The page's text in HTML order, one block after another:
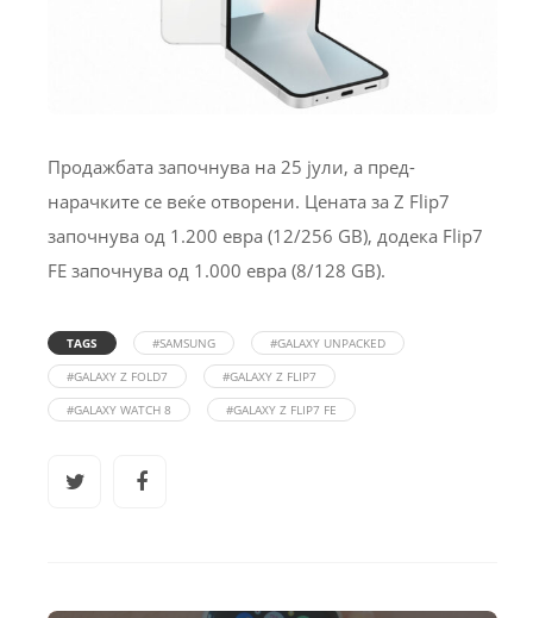
Продажбата започнува на 25 јули, а пред-
нарачките се веќе отворени. Цената за Z Flip7
започнува од 1.200 евра (12/256 GB), додека Flip7
FE започнува од 1.000 евра (8/128 GB).
TAGS #SAMSUNG
#GALAXY UNPACKED
#GALAXY Z FOLD7
#GALAXY Z FLIP7
#GALAXY WATCH 8
#GALAXY Z FLIP7 FE